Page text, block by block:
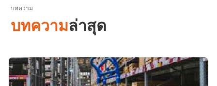
บทความ
บทความล่าสุด